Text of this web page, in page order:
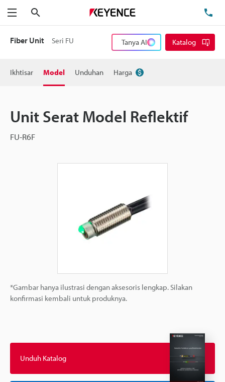
Menu
Fiber Unit Seri FU Tanya AI Katalog
Ikhtisar Model Unduhan Harga
Unit Serat Model Reflektif
FU-R6F
*Gambar hanya ilustrasi dengan aksesoris lengkap. Silakan
konfirmasi kembali untuk produknya.
Unduh Katalog